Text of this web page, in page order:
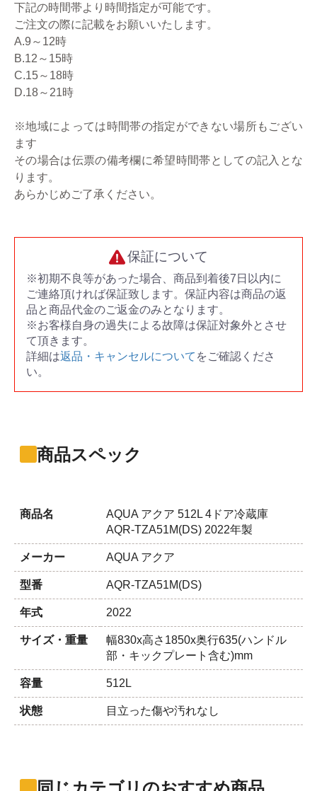
下記の時間帯より時間指定が可能です。
ご注文の際に記載をお願いいたします。
A.9～12時
B.12～15時
C.15～18時
D.18～21時
※地域によっては時間帯の指定ができない場所もござい
ます
その場合は伝票の備考欄に希望時間帯としての記入とな
ります。
あらかじめご了承ください。
保証について
※初期不良等があった場合、商品到着後7日以内に
ご連絡頂ければ保証致します。保証内容は商品の返
品と商品代金のご返金のみとなります。
※お客様自身の過失による故障は保証対象外とさせ
て頂きます。
詳細は返品・キャンセルについて をご確認くださ
い。
商品スペック
商品名
AQUA アクア 512L 4ドア冷蔵庫
AQR-TZA51M(DS) 2022年製
メーカー AQUA アクア
型番 AQR-TZA51M(DS)
年式 2022
サイズ・重量
幅830x高さ1850x奥行635(ハンドル
部・キックプレート含む)mm
容量 512L
状態 目立った傷や汚れなし